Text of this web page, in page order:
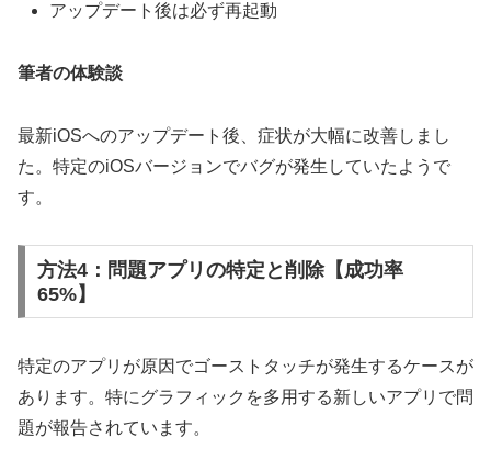
アップデート後は必ず再起動
筆者の体験談
最新iOSへのアップデート後、症状が大幅に改善しまし
た。特定のiOSバージョンでバグが発生していたようで
す。
方法4：問題アプリの特定と削除【成功率
65%】
特定のアプリが原因でゴーストタッチが発生するケースが
あります。特にグラフィックを多用する新しいアプリで問
題が報告されています。